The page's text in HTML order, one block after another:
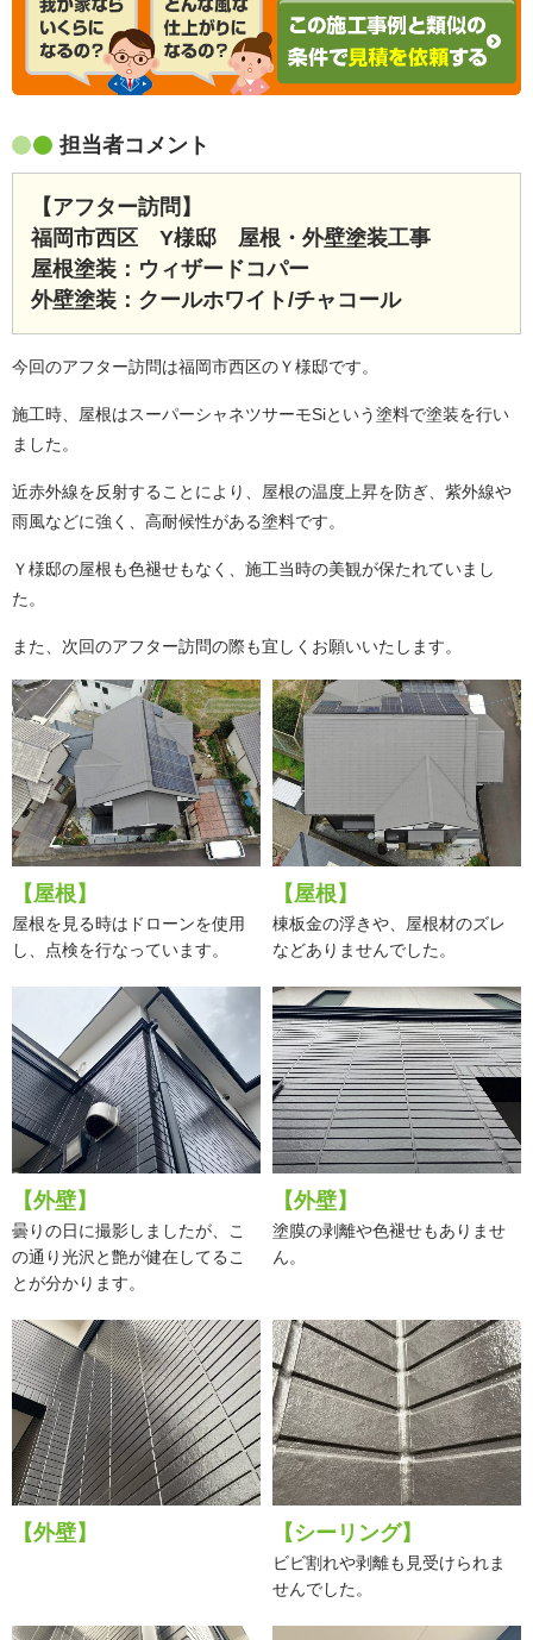
担当者コメント
【アフター訪問】
福岡市西区 Y様邸 屋根・外壁塗装工事
屋根塗装：ウィザードコパー
外壁塗装：クールホワイト/チャコール
今回のアフター訪問は福岡市西区のＹ様邸です。
施工時、屋根はスーパーシャネツサーモSiという塗料で塗装を行い
ました。
近赤外線を反射することにより、屋根の温度上昇を防ぎ、紫外線や
雨風などに強く、高耐候性がある塗料です。
Ｙ様邸の屋根も色褪せもなく、施工当時の美観が保たれていまし
た。
また、次回のアフター訪問の際も宜しくお願いいたします。
【屋根】
屋根を見る時はドローンを使用
し、点検を行なっています。
【屋根】
棟板金の浮きや、屋根材のズレ
などありませんでした。
【外壁】
曇りの日に撮影しましたが、こ
の通り光沢と艶が健在してるこ
とが分かります。
【外壁】
塗膜の剥離や色褪せもありませ
ん。
【外壁】 【シーリング】
ビビ割れや剥離も見受けられま
せんでした。